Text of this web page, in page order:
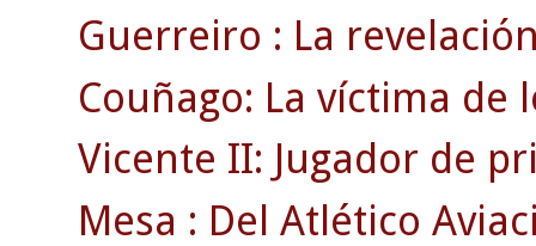
Guerreiro : La
Couñago: La víctima de
Vicente II: Jugador de
Mesa : Del Atlético